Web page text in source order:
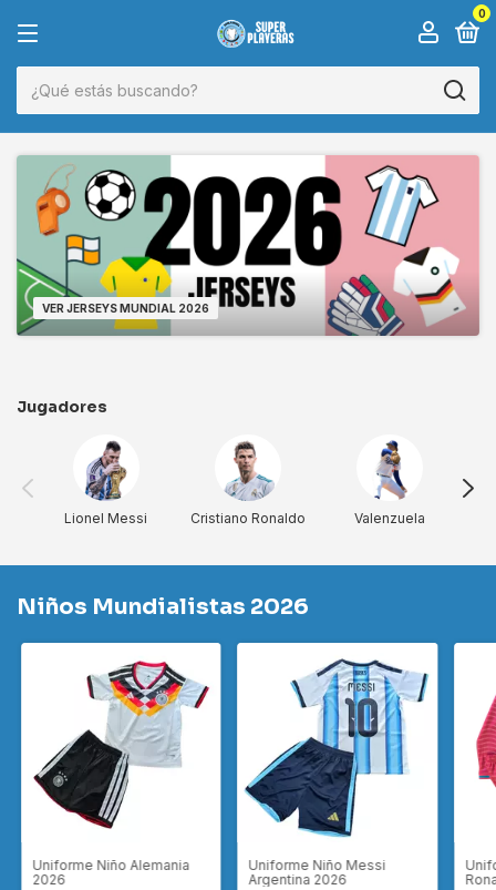
0
VER JERSEYS MUNDIAL 2026
Jugadores
Lionel Messi Cristiano Ronaldo Valenzuela
Niños Mundialistas 2026
Uniforme Niño Alemania
2026
Uniforme Niño Messi
Argentina 2026